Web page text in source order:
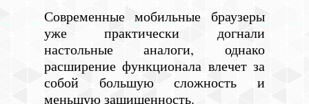
Современные мобильные браузеры
уже практически догнали
настольные аналоги, однако
расширение функционала влечет за
собой большую сложность и
меньшую защищенность.